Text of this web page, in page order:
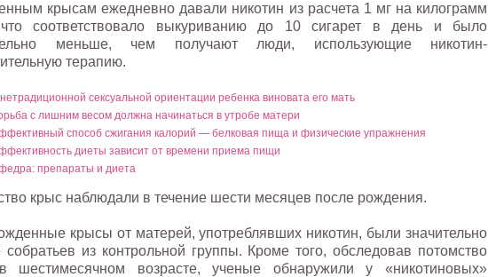
крысам ежедневно давали никотин из расчета 1 мг на килограмм
соответствовало выкуриванию до 10 сигарет в день и было
меньше, чем получают люди, использующие никотин-
терапию.
сексуальной ориентации ребенка виновата его мать
с лишним весом должна начинаться в утробе матери
способ сжигания калорий — белковая пища и физические упражнения
диеты зависит от времени приема пищи
препараты и диета
крыс наблюдали в течение шести месяцев после рождения.
крысы от матерей, употреблявших никотин, были значительно
собратьев из контрольной группы. Кроме того, обследовав потомство
шестимесячном возрасте, ученые обнаружили у «никотиновых»